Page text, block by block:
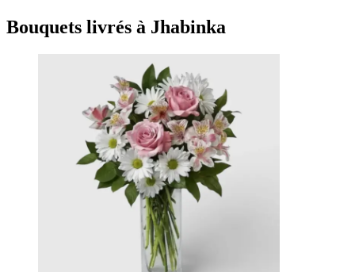
Bouquets livrés à Jhabinka